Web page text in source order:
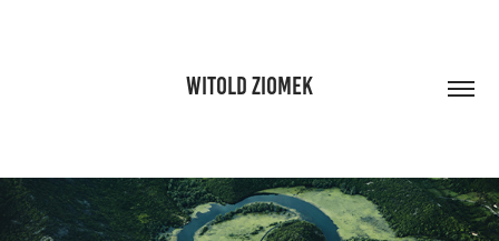
WITOLD ZIOMEK